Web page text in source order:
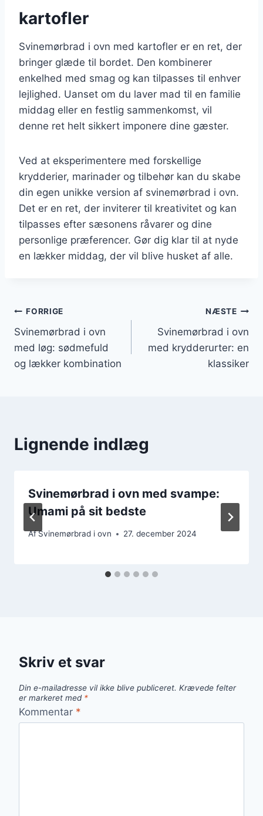
kartofler
Svinemørbrad i ovn med kartofler er en ret, der
bringer glæde til bordet. Den kombinerer
enkelhed med smag og kan tilpasses til enhver
lejlighed. Uanset om du laver mad til en familie
middag eller en festlig sammenkomst, vil
denne ret helt sikkert imponere dine gæster.
Ved at eksperimentere med forskellige
krydderier, marinader og tilbehør kan du skabe
din egen unikke version af svinemørbrad i ovn.
Det er en ret, der inviterer til kreativitet og kan
tilpasses efter sæsonens råvarer og dine
personlige præferencer. Gør dig klar til at nyde
en lækker middag, der vil blive husket af alle.
Indlægsnavigation
FORRIGE
Svinemørbrad i ovn
med løg: sødmefuld
og lækker kombination
NÆSTE
Svinemørbrad i ovn
med krydderurter: en
klassiker
Lignende indlæg
Svinemørbrad i ovn med svampe:
Umami på sit bedste
AfSvinemørbrad i ovn 27. december 2024
Skriv et svar
Din e-mailadresse vil ikke blive publiceret. Krævede felter
er markeret med *
Kommentar *